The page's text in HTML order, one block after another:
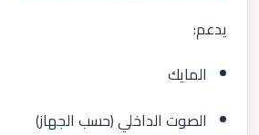
يدعم:
المايك
الصوت الداخلي (حسب الجهاز)